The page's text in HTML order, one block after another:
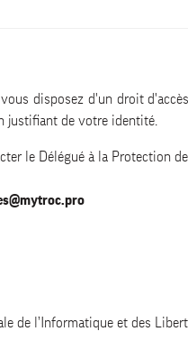
disposez d'un droit
justifiant de votre identité.
le Délégué à la Protection
de l’Informatique et des